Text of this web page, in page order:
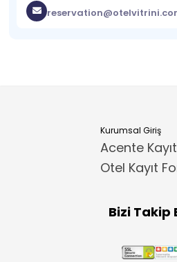
Kurumsal Giriş
Acente
Otel Kayıt
Bizi Takip